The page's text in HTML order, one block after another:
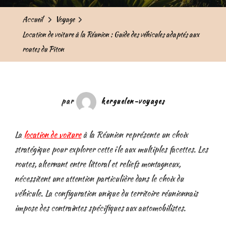
Accueil
Voyage
Location de voiture à la Réunion : Guide des véhicules adaptés aux
routes du Piton
par kerguelen-voyages
La location de voitureà la Réunion représente un choix
stratégique pour explorer cette île aux multiples facettes. Les
routes, alternant entre littoral et reliefs montagneux,
nécessitent une attention particulière dans le choix du
véhicule. La configuration unique du territoire réunionnais
impose des contraintes spécifiques aux automobilistes.